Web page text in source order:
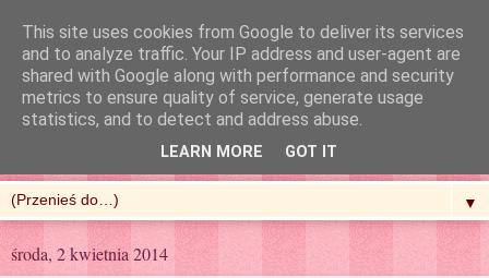
R'n'G Kitchen
▼
środa, 2 kwietnia 2014
This site uses cookies from Google to deliver its services
and to analyze traffic. Your IP address and user-agent are
shared with Google along with performance and security
metrics to ensure quality of service, generate usage
statistics, and to detect and address abuse.
LEARN MORE GOT IT